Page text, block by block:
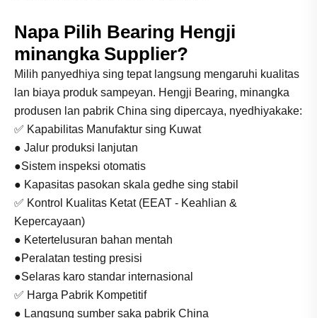
Napa Pilih Bearing Hengji
minangka Supplier?
Milih panyedhiya sing tepat langsung mengaruhi kualitas
lan biaya produk sampeyan. Hengji Bearing, minangka
produsen lan pabrik China sing dipercaya, nyedhiyakake:
✅ Kapabilitas Manufaktur sing Kuwat
● Jalur produksi lanjutan
●Sistem inspeksi otomatis
● Kapasitas pasokan skala gedhe sing stabil
✅ Kontrol Kualitas Ketat (EEAT - Keahlian &
Kepercayaan)
● Ketertelusuran bahan mentah
●Peralatan testing presisi
●Selaras karo standar internasional
✅ Harga Pabrik Kompetitif
● Langsung sumber saka pabrik China